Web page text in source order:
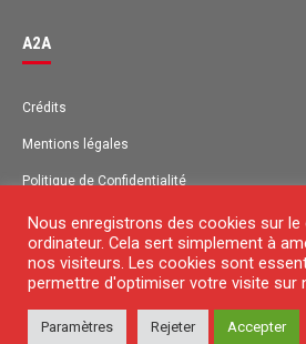
A2A
Crédits
Mentions légales
Politique de Confidentialité
Plan du site
Contact
© 2018 Copyright
Nous enregistrons des cookies sur le
ordinateur. Cela sert simplement à
nos visiteurs. Les cookies sont
permettre d'optimiser votre visite sur
Paramètres Rejeter Accepter
42
Avis de 1 autre